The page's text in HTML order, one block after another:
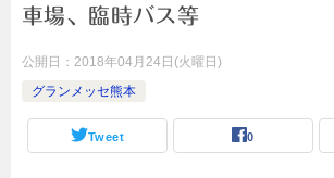
車場、臨時バス等
公開日： 2018年04月24日(火曜日)
グランメッセ熊本
Tweet 0